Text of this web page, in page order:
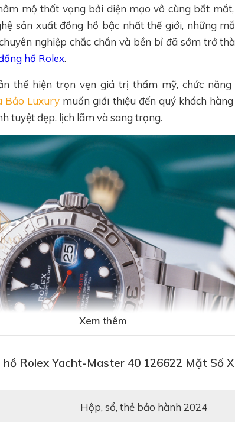
mộ thất vọng bởi diện mạo vô cùng bắt
sản xuất đồng hồ bậc nhất thế giới, những
nghiệp chắc chắn và bền bỉ đã sớm trở
hồ Rolex.
thể hiện trọn vẹn giá trị thẩm mỹ, chức năng
Bảo Luxury muốn giới thiệu đến quý khách
tuyệt đẹp, lịch lãm và sang trọng.
Xem thêm
Rolex Yacht-Master 40 126622 Mặt Số
Hộp, sổ, thẻ bảo hành 2024